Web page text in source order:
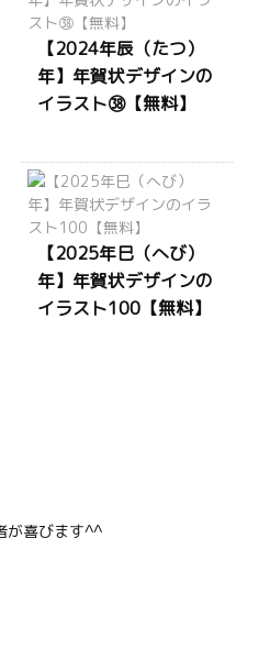
【2024年辰（たつ）
年】年賀状デザインの
イラスト㊳【無料】
【2025年巳（へび）
年】年賀状デザインの
イラスト100【無料】
が喜びます^^